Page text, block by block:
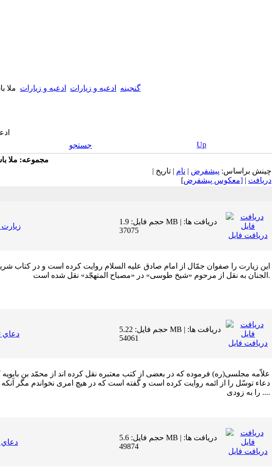
گنجینه ادعیه و زیارات ادعیه و زیارات ملا
جستجو
Up
مجموعه: ملا
چينش براساس: پيشفرض | نام | تاريخ |
دريافت | [معكوس پيشفرض]
حجم فایل: 1.9 MB | دریافت ها:
37075
دریافت فایل
اين زيارت را صفوان جمّال از امام صادق عليه السلام روايت كرده است و در كتاب
الجنان به نقل از مرحوم «شیخ طوسى» در «مصباح المتهجّد» نقل شده است.
دعاي
حجم فایل: 5.22 MB | دریافت ها:
54061
دریافت فایل
علاّمه مجلسى(ره) فرموده كه در بعضى از كتب معتبره نقل كرده اند از محمّد بن بابويه
دعاء توسّل را از ائمه روايت كرده است و گفته است كه در هيچ امرى نخواندم مگر آنكه
را به زودى ....
حجم فایل: 5.6 MB | دریافت ها:
49874
دریافت فایل